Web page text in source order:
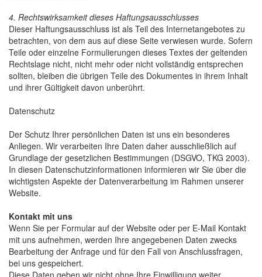
4. Rechtswirksamkeit dieses Haftungsausschlusses
Dieser Haftungsausschluss ist als Teil des Internetangebotes zu
betrachten, von dem aus auf diese Seite verwiesen wurde. Sofern
Teile oder einzelne Formulierungen dieses Textes der geltenden
Rechtslage nicht, nicht mehr oder nicht vollständig entsprechen
sollten, bleiben die übrigen Teile des Dokumentes in ihrem Inhalt
und ihrer Gültigkeit davon unberührt.
Datenschutz
Der Schutz Ihrer persönlichen Daten ist uns ein besonderes
Anliegen. Wir verarbeiten Ihre Daten daher ausschließlich auf
Grundlage der gesetzlichen Bestimmungen (DSGVO, TKG 2003).
In diesen Datenschutzinformationen informieren wir Sie über die
wichtigsten Aspekte der Datenverarbeitung im Rahmen unserer
Website.
Kontakt mit uns
Wenn Sie per Formular auf der Website oder per E-Mail Kontakt
mit uns aufnehmen, werden Ihre angegebenen Daten zwecks
Bearbeitung der Anfrage und für den Fall von Anschlussfragen,
bei uns gespeichert.
Diese Daten geben wir nicht ohne Ihre Einwilligung weiter.